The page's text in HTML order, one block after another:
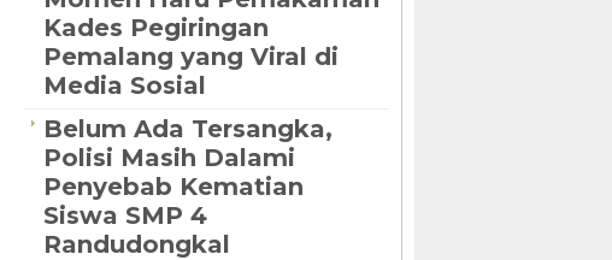
Kades Pegiringan
Pemalang yang Viral di
Media Sosial
Belum Ada Tersangka,
Polisi Masih Dalami
Penyebab Kematian
Siswa SMP 4
Randudongkal